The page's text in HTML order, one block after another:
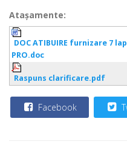
Ataşamente:
DOC ATIBUIRE furnizare 7
PRO.doc
Raspuns clarificare.pdf
Facebook